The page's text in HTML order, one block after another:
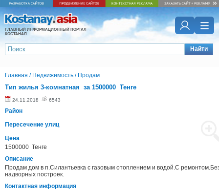
ГЛАВНЫЙ ИНФОРМАЦИОННЫЙ ПОРТАЛ
КОСТАНАЯ
Найти
Главная / Недвижимость / Продам
Тип жилья 3-комнатная за 1500000 Тенге
24.11.2018 6543
Район
Пересечение улиц
Цена
1500000 Тенге
Описание
Продам дом в п.Силантьевка с газовым отоплением и водой.С
надворных построек.
Контактная информация